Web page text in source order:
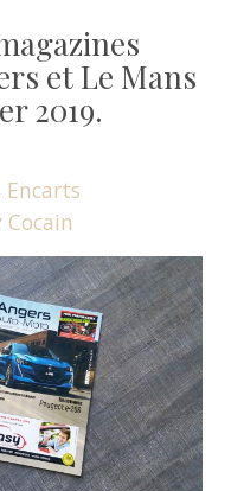
et Le Mans
2019.
Encarts